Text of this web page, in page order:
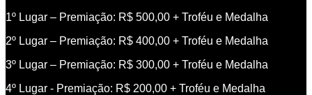
1º Lugar – Premiação: R$ 500,00 + Troféu e Medalha
2º Lugar – Premiação: R$ 400,00 + Troféu e Medalha
3º Lugar – Premiação: R$ 300,00 + Troféu e Medalha
4º Lugar - Premiação: R$ 200,00 + Troféu e Medalha